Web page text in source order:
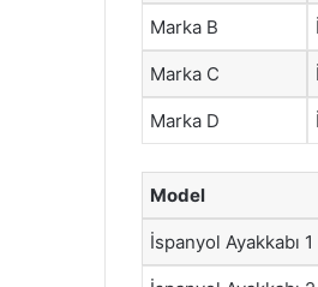
Marka B
Marka C
Marka D
Model
İspanyol Ayakkabı 1